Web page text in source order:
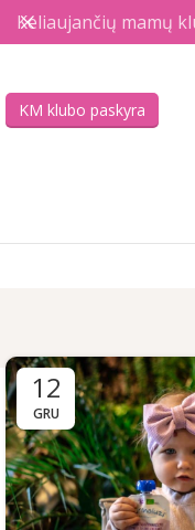
KM klubo paskyra
12
GRU
Keliaujančių mamų